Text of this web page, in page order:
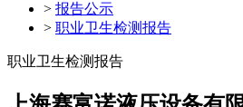
> 报告公示
> 职业卫生检测报告
职业卫生检测报告